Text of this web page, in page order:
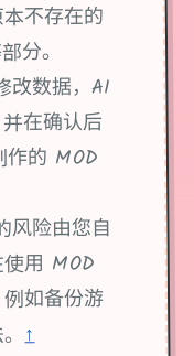
不存在的
分。
改数据，AI
在确认后
作的 MOD
风险由您自
用 MOD
如备份游
↑